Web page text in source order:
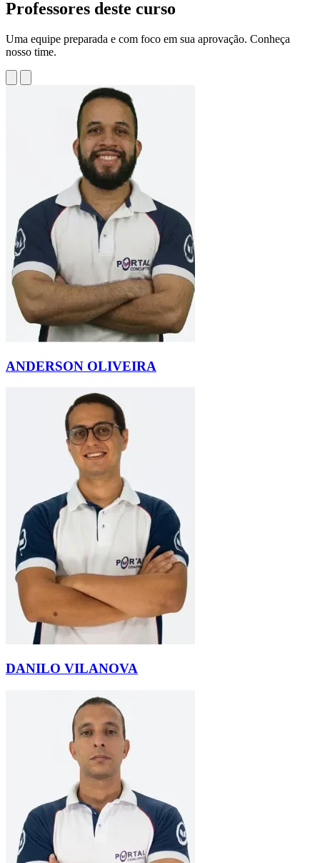
Professores deste curso
Uma equipe preparada e com foco em sua aprovação. Conheça
nosso time.
ANDERSON OLIVEIRA
DANILO VILANOVA